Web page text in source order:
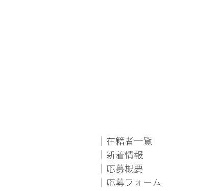
｜在籍者一覧
｜新着情報
｜応募概要
｜応募フォーム